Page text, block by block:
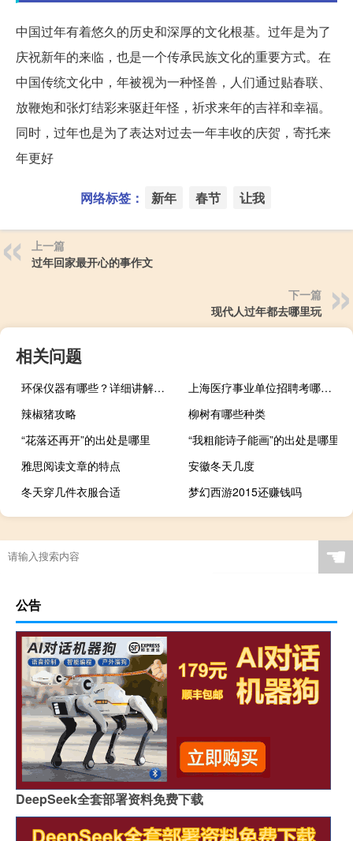
中国过年有着悠久的历史和深厚的文化根基。过年是为了
庆祝新年的来临，也是一个传承民族文化的重要方式。在
中国传统文化中，年被视为一种怪兽，人们通过贴春联、
放鞭炮和张灯结彩来驱赶年怪，祈求来年的吉祥和幸福。
同时，过年也是为了表达对过去一年丰收的庆贺，寄托来
年更好
网络标签： 新年 春节 让我
上一篇
过年回家最开心的事作文
下一篇
现代人过年都去哪里玩
相关问题
环保仪器有哪些？详细讲解各类环保仪器的使用方法
上海医疗事业单位招聘考哪几科
辣椒猪攻略
柳树有哪些种类
“花落还再开”的出处是哪里
“我粗能诗子能画”的出处是哪里
雅思阅读文章的特点
安徽冬天几度
冬天穿几件衣服合适
梦幻西游2015还赚钱吗
“杏镕镕暗泪结红冰”的出处是哪里
☚
公告
DeepSeek全套部署资料免费下载